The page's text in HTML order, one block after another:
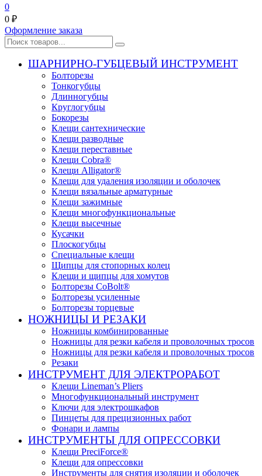
0
0 ₽
Оформление заказа
ШАРНИРНО-ГУБЦЕВЫЙ ИНСТРУМЕНТ
Болторезы
Тонкогубцы
Длинногубцы
Круглогубцы
Бокорезы
Клещи сантехнические
Клещи разводные
Клещи переставные
Клещи Cobra®
Клещи Alligator®
Клещи для удаления изоляции и оболочек
Клещи вязальные арматурные
Клещи зажимные
Клещи многофункциональные
Клещи высечные
Кусачки
Плоскогубцы
Специальные клещи
Щипцы для стопорных колец
Клещи и щипцы для хомутов
Болторезы CoBolt®
Болторезы усиленные
Болторезы торцевые
НОЖНИЦЫ И РЕЗАКИ
Ножницы комбинированные
Ножницы для резки кабеля и проволочных тросов
Ножницы для резки кабеля и проволочных тросов
Резаки
ИНСТРУМЕНТ ДЛЯ ЭЛЕКТРОРАБОТ
Клещи Lineman’s Pliers
Многофункциональный инструмент
Ключи для электрошкафов
Пинцеты для прецизионных работ
Фонари и лампы
ИНСТРУМЕНТЫ ДЛЯ ОПРЕССОВКИ
Клещи PreciForce®
Клещи для опрессовки
Инструменты для снятия изоляции и оболочек